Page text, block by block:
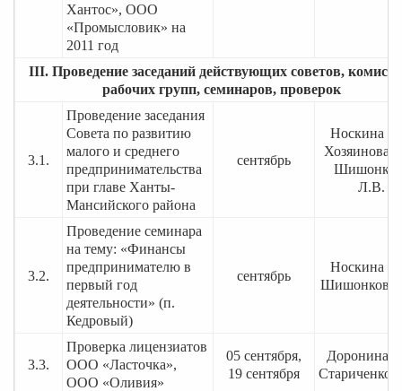
Хантос», ООО
«Промысловик» на
2011 год
III. Проведение заседаний действующих советов,
рабочих групп, семинаров, проверок
3.1.
Проведение заседания
Совета по развитию
малого и среднего
предпринимательства
при главе Ханты-
Мансийского района
сентябрь
Носкина
Хозяинова
Л.В.
3.2.
Проведение семинара
на тему: «Финансы
предпринимателю в
первый год
деятельности» (п.
Кедровый)
сентябрь
Носкина
Шишонкова
3.3.
Проверка лицензиатов
ООО «Ласточка»,
ООО «Оливия»
05 сентября,
19 сентября
Доронина
Стариченко